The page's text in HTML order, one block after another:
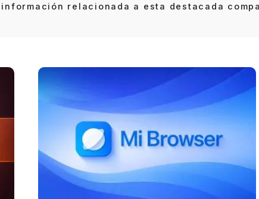
información relacionada a esta destacada